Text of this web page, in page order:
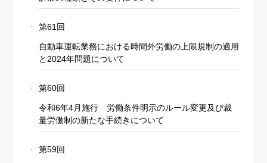
第61回
自動車運転業務における時間外労働の上限規制の適用
と2024年問題について
第60回
令和6年4月施行 労働条件明示のルール変更及び裁
量労働制の新たな手続きについて
第59回